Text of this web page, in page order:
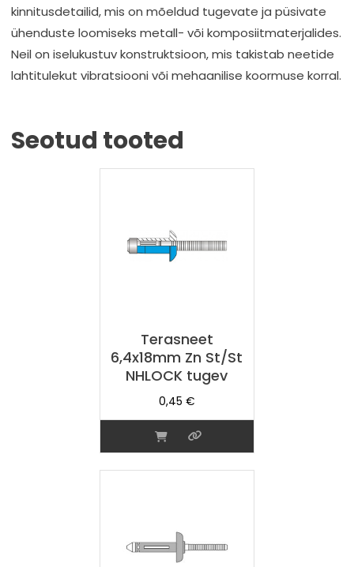
kinnitusdetailid, mis on mõeldud tugevate ja püsivate
ühenduste loomiseks metall- või komposiitmaterjalides.
Neil on iselukustuv konstruktsioon, mis takistab neetide
lahtitulekut vibratsiooni või mehaanilise koormuse korral.
Seotud tooted
Terasneet
6,4x18mm Zn St/St
NHLOCK tugev
0,45 €